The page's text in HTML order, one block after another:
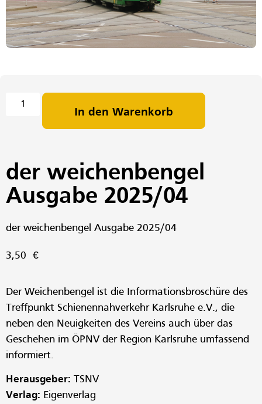
In den Warenkorb
der weichenbengel
Ausgabe 2025/04
der weichenbengel Ausgabe 2025/04
3,50 €
Der Weichenbengel ist die Informationsbroschüre des
Treffpunkt Schienennahverkehr Karlsruhe e.V., die
neben den Neuigkeiten des Vereins auch über das
Geschehen im ÖPNV der Region Karlsruhe umfassend
informiert.
Herausgeber:
TSNV
Verlag: Eigenverlag